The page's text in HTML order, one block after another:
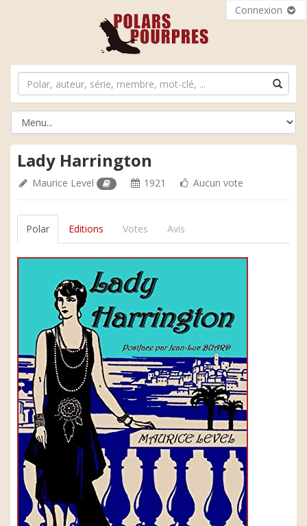
Connexion
Lady Harrington
Maurice Level 1921 Aucun vote
Polar Editions Votes Avis